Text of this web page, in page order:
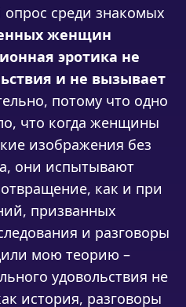
среди знакомых
женщин
эротика не
и не вызывает
потому что одно
что когда женщины
изображения без
они испытывают
как и при
призванных
и разговоры
мою теорию –
удовольствия не
история, разговоры